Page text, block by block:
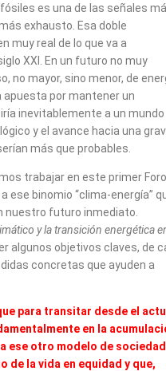
es una de las señales
exhausto. Esa doble
muy real de lo que va a
XXI. En un futuro no muy
no mayor, sino menor, de
apuesta por mantener un
inevitablemente a un mundo
y el avance hacia una
más que probables.
trabajar en este primer
ese binomio “clima-energía”
nuestro futuro inmediato.
y la transición energética
algunos objetivos claves, de
concretas que ayuden a
para transitar desde el
en la
ese otro modelo de sociedad
de la vida en equidad y que,